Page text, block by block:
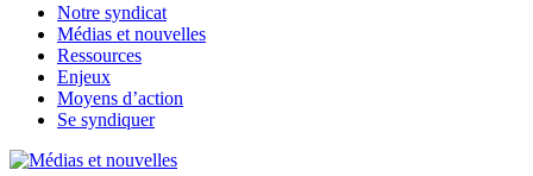
Notre syndicat
Médias et nouvelles
Ressources
Enjeux
Moyens d’action
Se syndiquer